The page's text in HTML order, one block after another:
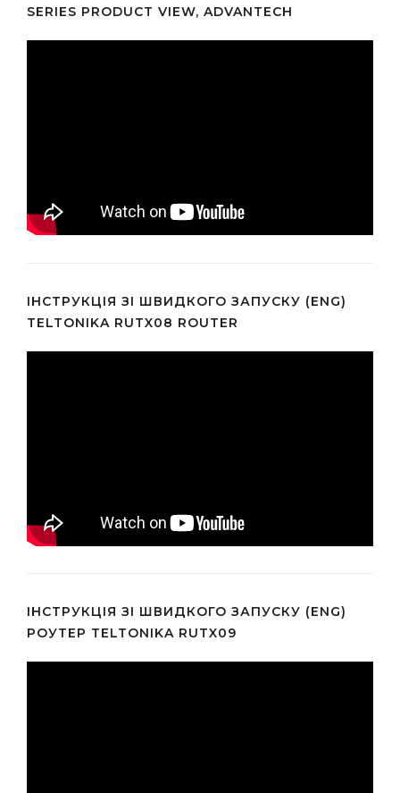
SERIES PRODUCT VIEW, ADVANTECH
ІНСТРУКЦІЯ ЗІ ШВИДКОГО ЗАПУСКУ (ENG)
TELTONIKA RUTX08 ROUTER
ІНСТРУКЦІЯ ЗІ ШВИДКОГО ЗАПУСКУ (ENG)
РОУТЕР TELTONIKA RUTX09